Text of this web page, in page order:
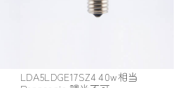
LDA5LDGE17SZ4 40w相当